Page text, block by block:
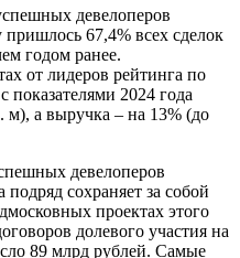
девелоперов
67,4% всех сделок
годом ранее.
от лидеров рейтинга по
показателями 2024 года
м), а выручка – на 13% (до
девелоперов
сохраняет за собой
проектах этого
долевого участия на
89 млрд рублей. Самые